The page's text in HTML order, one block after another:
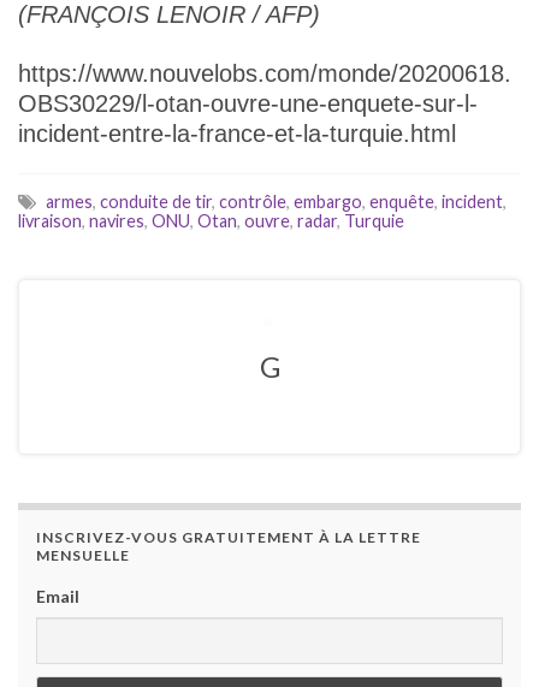
(FRANÇOIS LENOIR / AFP)
https://www.nouvelobs.com/monde/20200618.
OBS30229/l-otan-ouvre-une-enquete-sur-l-
incident-entre-la-france-et-la-turquie.html
armes, conduite de tir, contrôle, embargo, enquête, incident,
livraison, navires, ONU, Otan, ouvre, radar, Turquie
G
INSCRIVEZ-VOUS GRATUITEMENT À LA LETTRE
MENSUELLE
Email